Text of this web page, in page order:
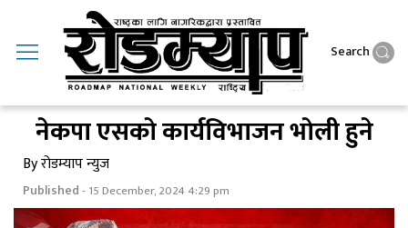
Search
नेकपा एसकाे कार्यविभाजन भाेली हुने
By रोडम्याप न्युज
Published- 15 December, 2024 4:29 pm